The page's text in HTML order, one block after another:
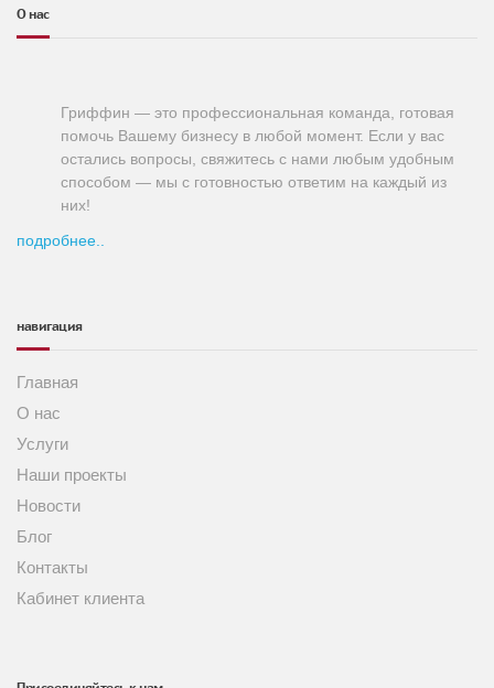
О нас
Гриффин — это профессиональная команда, готовая
помочь Вашему бизнесу в любой момент. Если у вас
остались вопросы, свяжитесь с нами любым удобным
способом — мы с готовностью ответим на каждый из
них!
подробнее..
навигация
Главная
О нас
Услуги
Наши проекты
Новости
Блог
Контакты
Кабинет клиента